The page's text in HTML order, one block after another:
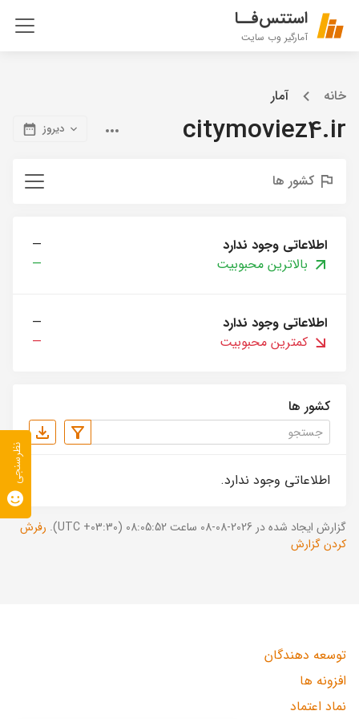
استتس‌فــا
آمارگیر وب سایت
خانه آمار
citymoviez4.ir دیروز
کشور ها
اطلاعاتی وجود ندارد
—
بالاترین محبوبیت
—
اطلاعاتی وجود ندارد
—
کمترین محبوبیت
—
کشور ها
اطلاعاتی وجود ندارد.
گزارش ایجاد شده در 2026-08-08 ساعت 08:05:52 (UTC +03:30).
رفرش
کردن گزارش
توسعه دهندگان
افزونه ها
نماد اعتماد
نظرسنجی